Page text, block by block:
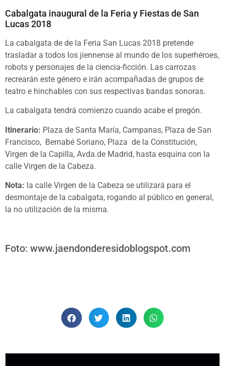
Cabalgata inaugural de la Feria y Fiestas de San
Lucas 2018
La cabalgata de de la Feria San Lucas 2018 pretende
trasladar a todos los jiennense al mundo de los superhéroes,
robots y personajes de la ciencia-ficción. Las carrozas
recrearán este género e irán acompañadas de grupos de
teatro e hinchables con sus respectivas bandas sonoras.
La cabalgata tendrá comienzo cuando acabe el pregón.
Itinerario: Plaza de Santa María, Campanas, Plaza de San
Francisco, Bernabé Soriano, Plaza de la Constitución,
Virgen de la Capilla, Avda.de Madrid, hasta esquina con la
calle Virgen de la Cabeza.
Nota: la calle Virgen de la Cabeza se utilizará para el
desmontaje de la cabalgata, rogando al público en general,
la no utilización de la misma.
Foto: www.jaendonderesidoblogspot.com